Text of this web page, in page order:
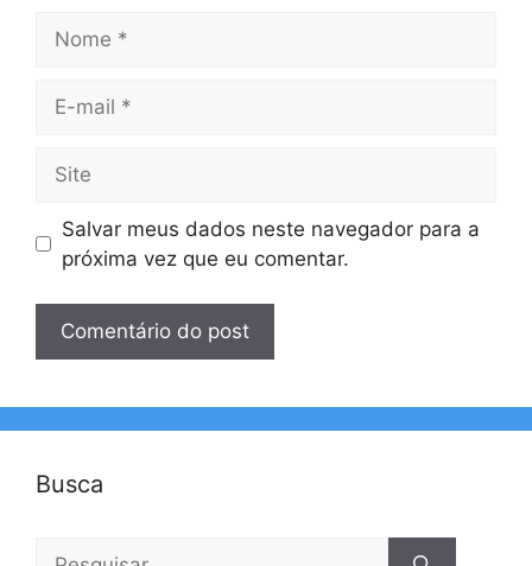
mail
Salvar meus dados neste navegador para a
próxima vez que eu comentar.
Busca
Pesquisar